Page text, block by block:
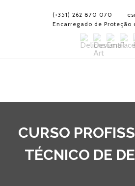
(+351) 262 870 070
Encarregado de Proteção
CURSO
TÉCNICO DE